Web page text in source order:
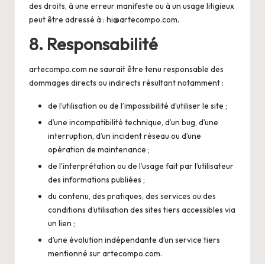
des droits, à une erreur manifeste ou à un usage litigieux
peut être adressé à : hi@artecompo.com.
8. Responsabilité
artecompo.com ne saurait être tenu responsable des
dommages directs ou indirects résultant notamment :
de l’utilisation ou de l’impossibilité d’utiliser le site ;
d’une incompatibilité technique, d’un bug, d’une
interruption, d’un incident réseau ou d’une
opération de maintenance ;
de l’interprétation ou de l’usage fait par l’utilisateur
des informations publiées ;
du contenu, des pratiques, des services ou des
conditions d’utilisation des sites tiers accessibles via
un lien ;
d’une évolution indépendante d’un service tiers
mentionné sur artecompo.com.